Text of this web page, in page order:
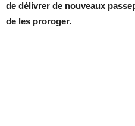
de délivrer de nouveaux
de les proroger.